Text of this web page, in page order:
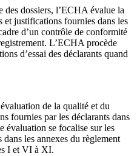
dossiers, l’ECHA évalue la
et justifications fournies dans les
d’un contrôle de conformité
L’ECHA procède
d’essai des déclarants quand
de la qualité et du
fournies par les déclarants dans
évaluation se focalise sur les
les annexes du règlement
I et VI à XI.